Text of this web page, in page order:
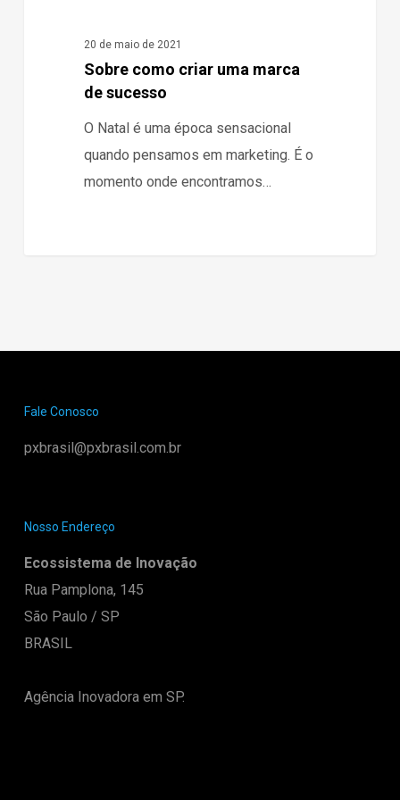
20 de maio de 2021
Sobre como criar uma marca
de sucesso
O Natal é uma época sensacional
quando pensamos em marketing. É o
momento onde encontramos…
Fale Conosco
pxbrasil@pxbrasil.com.br
Nosso Endereço
Ecossistema de Inovação
Rua Pamplona, 145
São Paulo / SP
BRASIL
Agência Inovadora em SP.